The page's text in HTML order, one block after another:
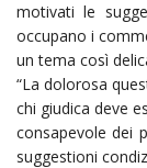
motivati le
occupano i
un tema così
“La dolorosa
chi giudica deve
consapevole dei
suggestioni